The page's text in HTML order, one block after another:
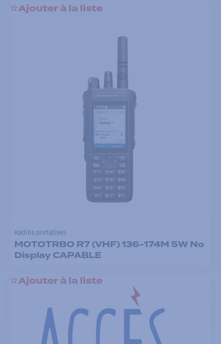
Ajouter à la liste
Radios portatives
MOTOTRBO R7 (VHF) 136-174M 5W No
Display CAPABLE
Ajouter à la liste